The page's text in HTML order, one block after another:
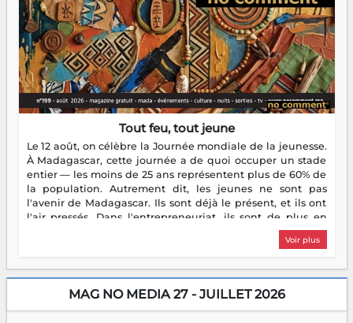
Tout feu, tout jeune
Le 12 août, on célèbre la Journée mondiale de la jeunesse.
À Madagascar, cette journée a de quoi occuper un stade
entier — les moins de 25 ans représentent plus de 60% de
la population. Autrement dit, les jeunes ne sont pas
l'avenir de Madagascar. Ils sont déjà le présent, et ils ont
l'air pressés. Dans l'entrepreneuriat, ils sont de plus en
plus nombreux à se lancer, à créer, à risquer — souvent
sans filet, souvent sans aide, mais toujours avec cette
encore meilleures. Aina Rasamoelina vient de décrocher le
Prix RFI Instrumental Afrique. Miangaly Elia rafle le Prix
Voir plus
MAG NO MEDIA 27 - JUILLET 2026